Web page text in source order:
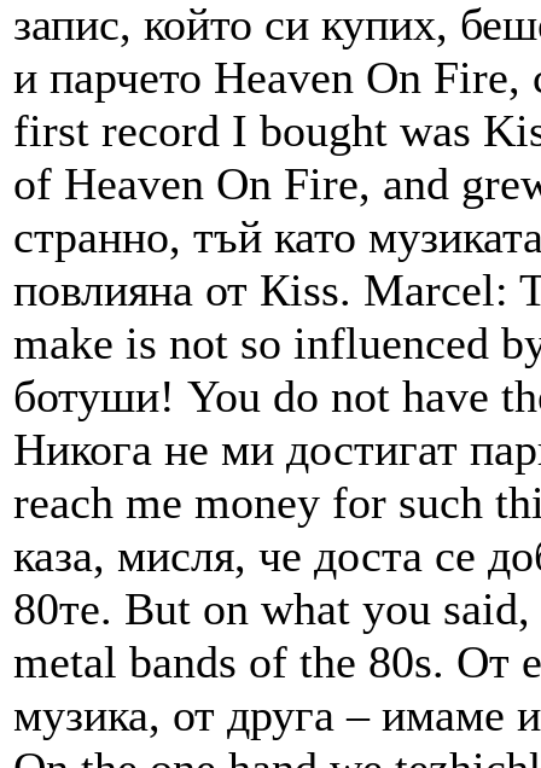
запис, който си купих,
и парчето Heaven Оn Fire,
first record I bought was
of Heaven Оn Fire, and
странно, тъй като
повлияна от Кiss. Marcel:
make is not so influenced
ботуши! You do not have
Никога не ми достигат
reach me money for such
каза, мисля, че доста се
80те. But on what you
metal bands of the 80s. От
музика, от друга – имаме